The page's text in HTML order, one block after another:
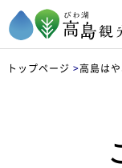
トップページ >高島は